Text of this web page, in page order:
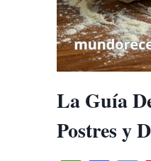
La Guía
Postres y